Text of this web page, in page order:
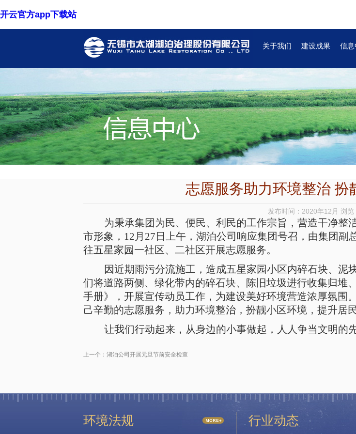
开云官方app下载站
关于我们 建设成果 信
志愿服务助力环境整治 扮
发布时间：2020年12月 浏览
为秉承集团为民、便民、利民的工作宗旨，营造干净整
市形象，12月27日上午，湖泊公司响应集团号召，由集团
往五星家园一社区、二社区开展志愿服务。
因近期雨污分流施工，造成五星家园小区内碎石块、
们将道路两侧、绿化带内的碎石块、陈旧垃圾进行收集归堆
手册》，开展宣传动员工作，为建设美好环境营造浓厚氛围
己辛勤的志愿服务，助力环境整治，扮靓小区环境，提升居民
让我们行动起来，从身边的小事做起，人人争当文明的
上一个： 湖泊公司开展元旦节前安全检查
环境法规 行业动态